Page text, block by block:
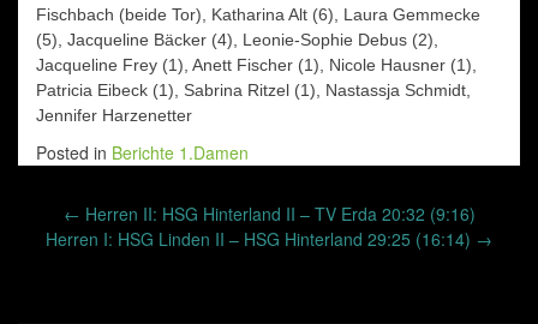
Fischbach (beide Tor), Katharina Alt (6), Laura Gemmecke
(5), Jacqueline Bäcker (4), Leonie-Sophie Debus (2),
Jacqueline Frey (1), Anett Fischer (1), Nicole Hausner (1),
Patricia Eibeck (1), Sabrina Ritzel (1), Nastassja Schmidt,
Jennifer Harzenetter
Posted in Berichte 1.Damen
navigation
← Herren II: HSG Hinterland II – TV Erda 20:32 (9:16)
Herren I: HSG Linden II – HSG Hinterland 29:25 (16:14) →